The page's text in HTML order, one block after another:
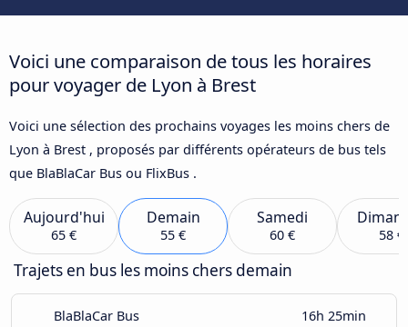
Voici une comparaison de tous les horaires
pour voyager de Lyon à Brest
Voici une sélection des prochains voyages les moins chers de
Lyon à Brest , proposés par différents opérateurs de bus tels
que BlaBlaCar Bus ou FlixBus .
Aujourd'hui
65 €
Demain
55 €
Samedi
60 € 58 €
Trajets en bus les moins chers demain
BlaBlaCar Bus 16h 25min